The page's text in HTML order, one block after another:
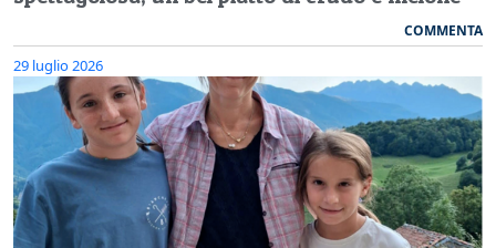
COMMENTA
29 luglio 2026